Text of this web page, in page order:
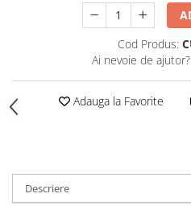
Cod Produs:
Ai nevoie de ajutor?
Adauga la Favorite
Descriere